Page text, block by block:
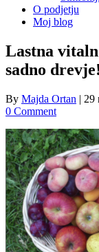
O podjetju
Moj blog
Lastna
sadno drevje!
By Majda Ortan | 29
0 Comment